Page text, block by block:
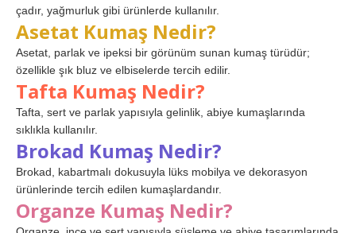
çadır, yağmurluk gibi ürünlerde kullanılır.
Asetat Kumaş Nedir?
Asetat, parlak ve ipeksi bir görünüm sunan kumaş türüdür;
özellikle şık bluz ve elbiselerde tercih edilir.
Tafta Kumaş Nedir?
Tafta, sert ve parlak yapısıyla gelinlik, abiye kumaşlarında
sıklıkla kullanılır.
Brokad Kumaş Nedir?
Brokad, kabartmalı dokusuyla lüks mobilya ve dekorasyon
ürünlerinde tercih edilen kumaşlardandır.
Organze Kumaş Nedir?